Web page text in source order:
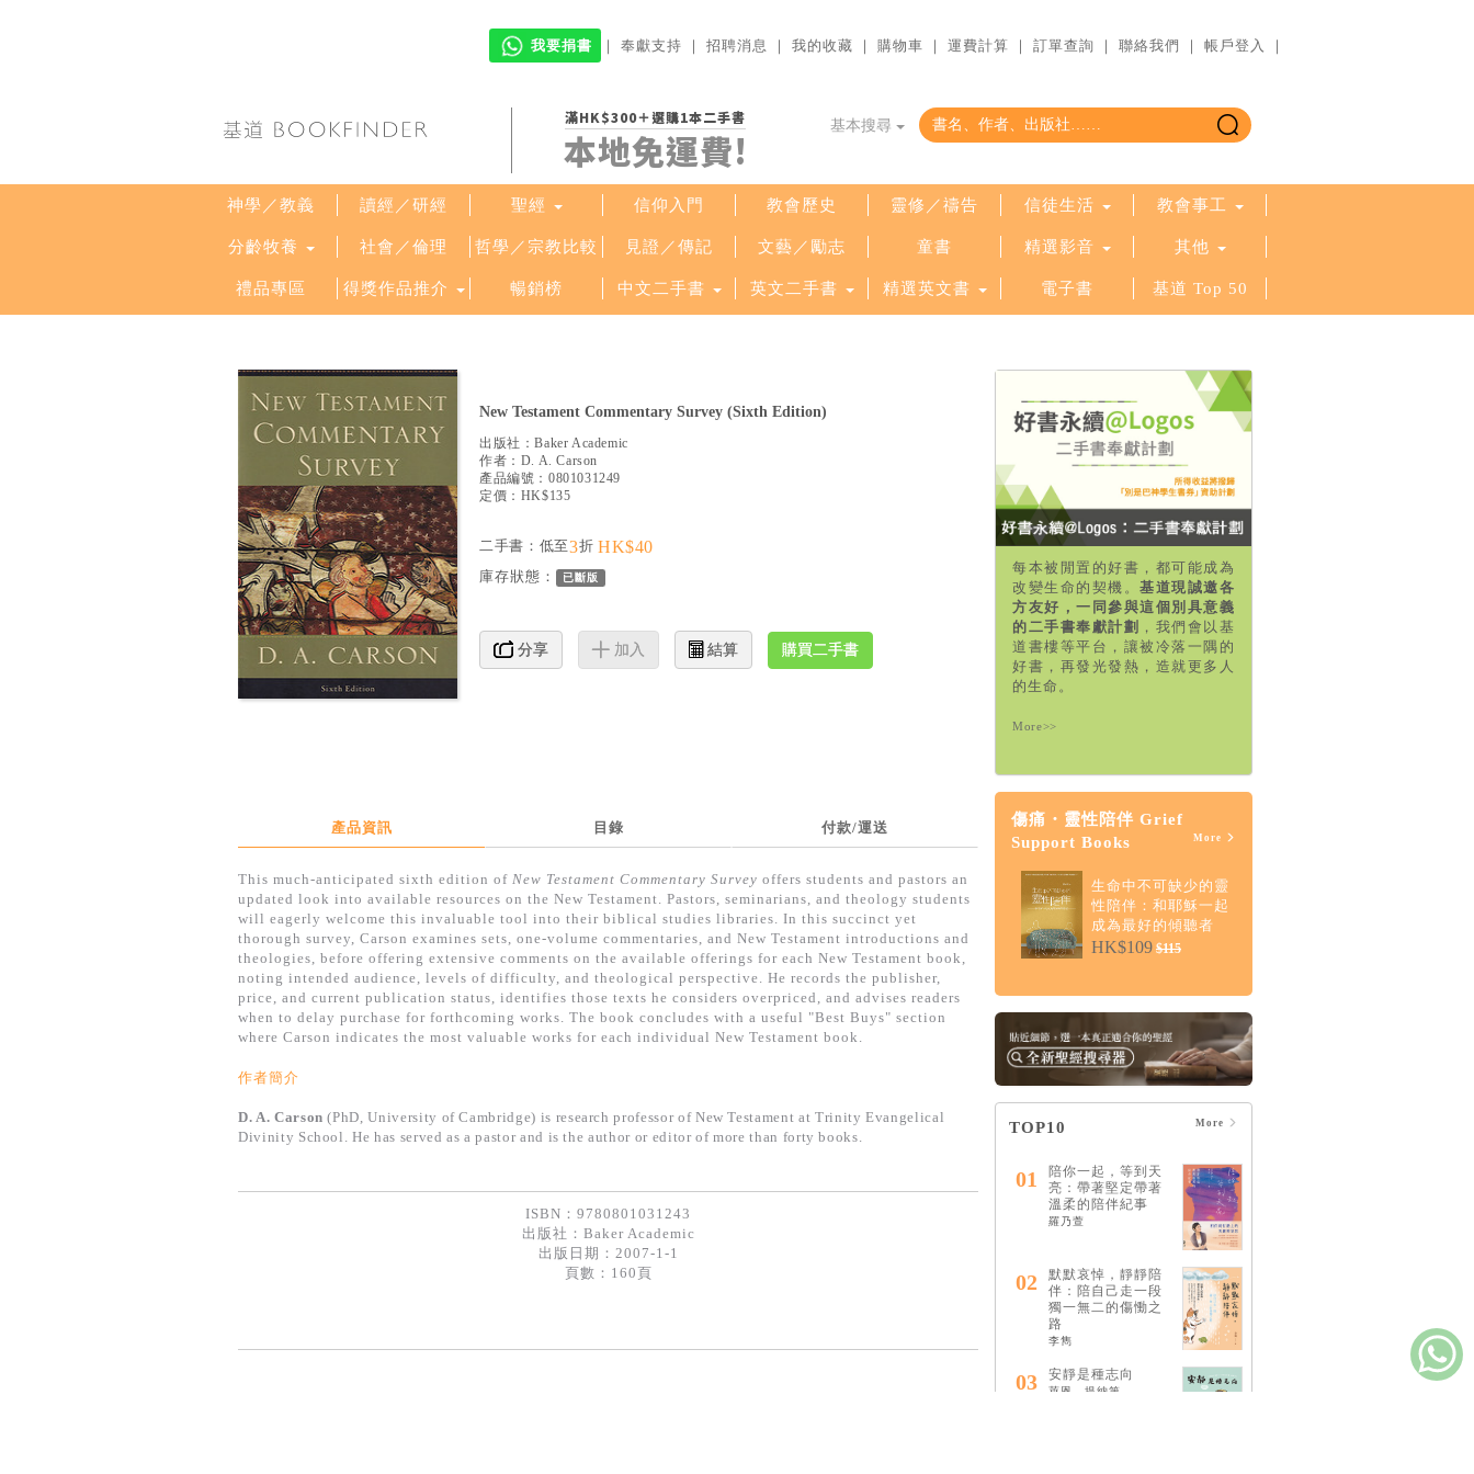
我要捐書 ｜ 奉獻支持 ｜ 招聘消息 ｜ 我的收藏 ｜ 購物車 ｜ 運費計算 ｜ 訂單查詢 ｜ 聯絡我們 ｜ 帳戶登入 ｜
滿HK$300＋選購1本二手書
本地免運費!
基本搜尋
神學／教義 讀經／研經 聖經 信仰入門 教會歷史 靈修／禱告 信徒生活 教會事工
分齡牧養 社會／倫理 哲學／宗教比較 見證／傳記 文藝／勵志 童書 精選影音 其他
禮品專區 得獎作品推介 暢銷榜 中文二手書 英文二手書 精選英文書 電子書 基道 Top 50
New Testament Commentary Survey (Sixth Edition)
出版社：Baker Academic
作者： D. A. Carson
產品編號： 0801031249
定價：HK$135
二手書：低至3折 HK$40
庫存狀態： 已斷版
分享 加入 結算 購買二手書
產品資訊 目錄 付款/運送
This much-anticipated sixth edition of New Testament Commentary Survey offers students and pastors an
updated look into available resources on the New Testament. Pastors, seminarians, and theology students
will eagerly welcome this invaluable tool into their biblical studies libraries. In this succinct yet
thorough survey, Carson examines sets, one-volume commentaries, and New Testament introductions and
theologies, before offering extensive comments on the available offerings for each New Testament book,
noting intended audience, levels of difficulty, and theological perspective. He records the publisher,
price, and current publication status, identifies those texts he considers overpriced, and advises readers
when to delay purchase for forthcoming works. The book concludes with a useful "Best Buys" section
where Carson indicates the most valuable works for each individual New Testament book.
作者簡介
D. A. Carson(PhD, University of Cambridge) is research professor of New Testament at Trinity Evangelical
Divinity School. He has served as a pastor and is the author or editor of more than forty books.
ISBN：9780801031243
出版社： Baker Academic
出版日期：2007-1-1
頁數：160頁
每本被閒置的好書，都可能成為
改變生命的契機。基道現誠邀各
方友好，一同參與這個別具意義
的二手書奉獻計劃 ，我們會以基
道書樓等平台，讓被冷落一隅的
好書，再發光發熱，造就更多人
的生命。
More>>
傷痛・靈性陪伴 Grief
Support Books
More
生命中不可缺少的靈
性陪伴：和耶穌一起
成為最好的傾聽者
HK$109 $115
TOP10 More
01
陪你一起，等到天
亮：帶著堅定帶著
溫柔的陪伴紀事
羅乃萱
02
默默哀悼，靜靜陪
伴：陪自己走一段
獨一無二的傷慟之
路
李雋
03 安靜是種志向
萊恩．提納第